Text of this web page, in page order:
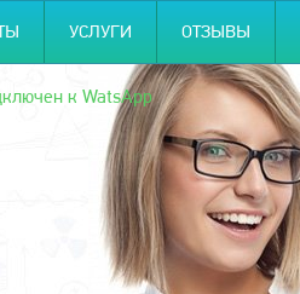
УСЛУГИ ОТЗЫВЫ
к WatsApp